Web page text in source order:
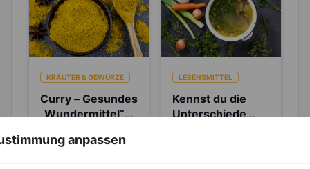
anpassen
KRÄUTER & GEWÜRZE
Curry – Gesundes
„Wundermittel“
Gewürzmischung aus
LEBENSMITTEL
Kennst du die
Unterschiede